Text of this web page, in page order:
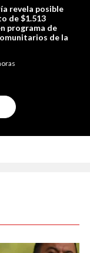
revela posible
de $1.513
programa de
de la